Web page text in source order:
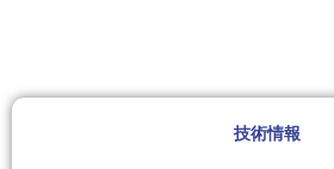
技術情報